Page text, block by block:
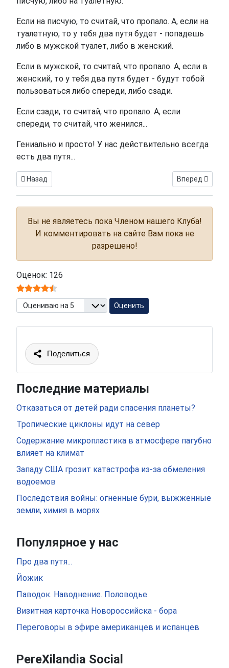
Если на писчую, то считай, что пропало. А, если на
туалетную, то у тебя два путя будет - попадешь
либо в мужской туалет, либо в женский.
Если в мужской, то считай, что пропало. А, если в
женский, то у тебя два путя будет - будут тобой
пользоваться либо спереди, либо сзади.
Если сзади, то считай, что пропало. А, если
спереди, то считай, что женился...
Гениально и просто! У нас действительно всегда
есть два путя...
Предыдущий: Достойная альтернатива Турции
Назад Следующий:
Вперед
Вы не являетесь пока Членом нашего Клуба!
И комментировать на сайте Вам пока не
разрешено!
Оценок: 126
Пожалуйста, оцените
Поделиться
Последние материалы
Отказаться от детей ради спасения планеты?
Тропические циклоны идут на север
Содержание микропластика в атмосфере пагубно
влияет на климат
Западу США грозит катастрофа из-за обмеления
водоемов
Последствия войны: огненные бури, выжженные
земли, химия в морях
Популярное у нас
Про два путя...
Йожик
Паводок. Наводнение. Половодье
Визитная карточка Новороссийска - бора
Переговоры в эфире американцев и испанцев
PereXilandia Social